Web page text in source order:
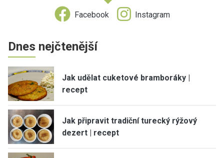
Facebook Instagram
Dnes nejčtenější
Jak udělat cuketové bramboráky |
recept
Jak připravit tradiční turecký rýžový
dezert | recept